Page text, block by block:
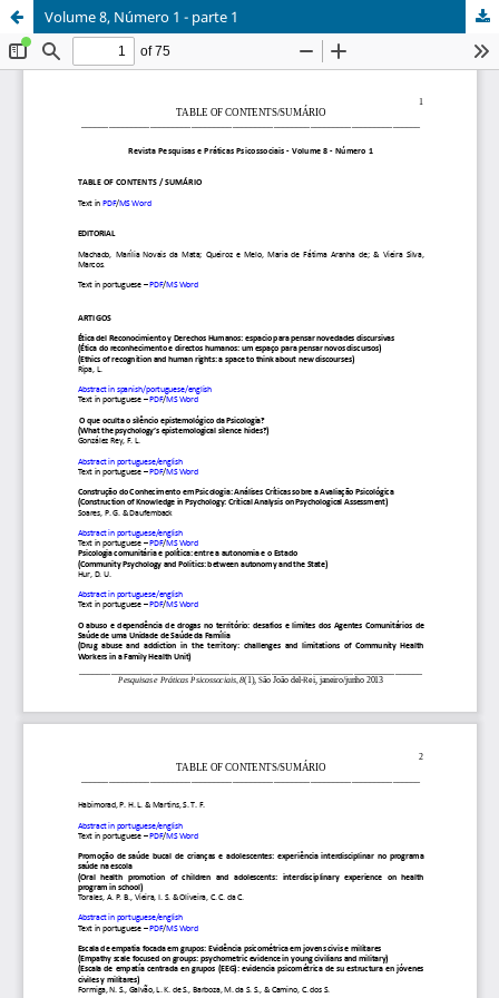
Volume 8, Número 1 - parte 1